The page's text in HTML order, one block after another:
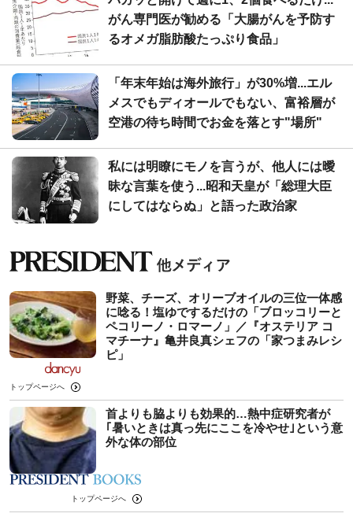
がん専門医が勧める「大腸がんを予防す
るオメガ脂肪酸たっぷり食品」
「年末年始は海外旅行」が30%増...エル
メスでもディオールでもない、富裕層が
空港の待ち時間でお金を落とす"場所"
私には明瞭にモノを言うが、他人には曖
昧な言葉を使う...昭和天皇が「総理大臣
にしてはならぬ」と語った政治家
野菜、チーズ、オリーブオイルの三位一体感
に唸る！塩ゆでするだけの「ブロッコリーと
ペコリーノ・ロマーノ」／『オステリア コ
マチーナ』亀井良真シェフの「家つまみレシ
ピ」
トップページへ
首よりも脇よりも効果的…熱中症研究者が
｢暑いときは真っ先にここを冷やせ｣という意
外な体の部位
トップページへ